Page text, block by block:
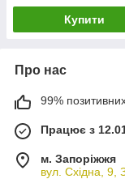
Купити
Про нас
99% позитивних
Працює з
м. Запоріжжя
вул. Східна, 9,